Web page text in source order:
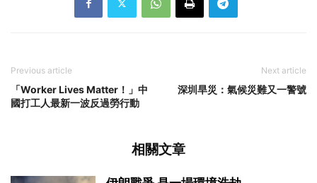
Previous article
「Worker Lives Matter！」中
國打工人最新一波反過勞行動
Next article
深圳旱災：氣候災難又一警號
相關文章